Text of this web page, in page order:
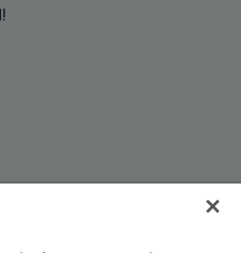
cung cấp. Mã số doanh